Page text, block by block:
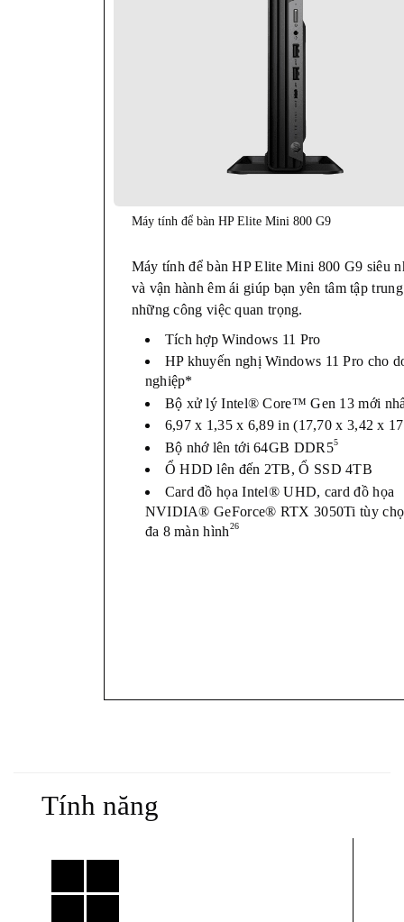
Máy tính để bàn HP Elite Mini 800 G9
Máy tính để bàn HP Elite Mini 800 G9 siêu
và vận hành êm ái giúp bạn yên tâm tập
những công việc quan trọng.
Tích hợp Windows 11 Pro
HP khuyến nghị Windows 11 Pro cho
nghiệp*
Bộ xử lý Intel® Core™ Gen 13 mới
6,97 x 1,35 x 6,89 in (17,70 x 3,42 x
Bộ nhớ lên tới 64GB DDR55
Ổ HDD lên đến 2TB, Ổ SSD 4TB
Card đồ họa Intel® UHD, card đồ họa
NVIDIA® GeForce® RTX 3050Ti tùy
đa 8 màn hình26
Tính năng